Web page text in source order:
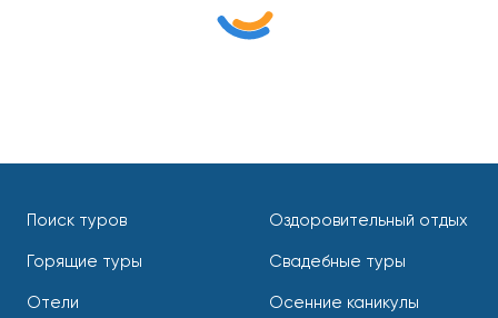
Поиск туров
Горящие туры
Отели
Оздоровительный отдых
Свадебные туры
Осенние каникулы